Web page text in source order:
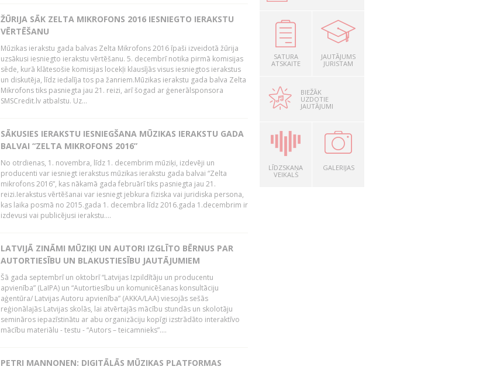
ŽŪRIJA SĀK ZELTA MIKROFONS 2016 IESNIEGTO IERAKSTU
VĒRTĒŠANU
Mūzikas ierakstu gada balvas Zelta Mikrofons 2016 īpaši izveidotā žūrija
uzsākusi iesniegto ierakstu vērtēšanu. 5. decembrī notika pirmā komisijas
sēde, kurā klātesošie komisijas locekļi klausījās visus iesniegtos ierakstus
un diskutēja, līdz iedalīja tos pa žanriem.Mūzikas ierakstu gada balva Zelta
Mikrofons tiks pasniegta jau 21. reizi, arī šogad ar ģenerālsponsora
SMSCredit.lv atbalstu. Uz...
SĀKUSIES IERAKSTU IESNIEGŠANA MŪZIKAS IERAKSTU GADA
BALVAI “ZELTA MIKROFONS 2016”
No otrdienas, 1. novembra, līdz 1. decembrim mūziķi, izdevēji un
producenti var iesniegt ierakstus mūzikas ierakstu gada balvai “Zelta
mikrofons 2016”, kas nākamā gada februārī tiks pasniegta jau 21.
reizi.Ierakstus vērtēšanai var iesniegt jebkura fiziska vai juridiska persona,
kas laika posmā no 2015.gada 1. decembra līdz 2016.gada 1.decembrim ir
izdevusi vai publicējusi ierakstu....
LATVIJĀ ZINĀMI MŪZIĶI UN AUTORI IZGLĪTO BĒRNUS PAR
AUTORTIESĪBU UN BLAKUSTIESĪBU JAUTĀJUMIEM
Šā gada septembrī un oktobrī “Latvijas Izpildītāju un producentu
apvienība” (LaIPA) un “Autortiesību un komunicēšanas konsultāciju
aģentūra/ Latvijas Autoru apvienība” (AKKA/LAA) viesojās sešās
reģionālajās Latvijas skolās, lai atvērtajās mācību stundās un skolotāju
semināros iepazīstinātu ar abu organizāciju kopīgi izstrādāto interaktīvo
mācību materiālu - testu - “Autors – teicamnieks”....
PETRI MANNONEN: DIGITĀLĀS MŪZIKAS PLATFORMAS
SATURA
ATSKAITE
JAUTĀJUMS
JURISTAM
BIEŽĀK
UZDOTIE
JAUTĀJUMI
LĪDZSKAŅA
VEIKALS
GALERIJAS